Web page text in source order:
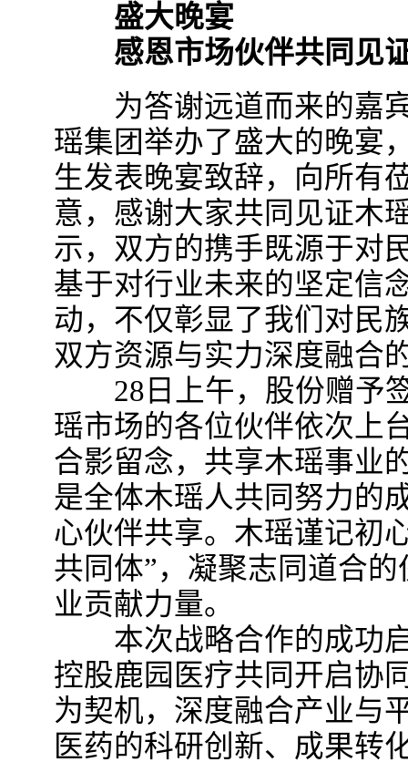
盛大晚宴
感恩市场伙伴共同见证
为答谢远道而来的嘉宾
瑶集团举办了盛大的晚宴
生发表晚宴致辞，向所有
意，感谢大家共同见证木
示，双方的携手既源于对
基于对行业未来的坚定信
动，不仅彰显了我们对民
双方资源与实力深度融合
28日上午，股份赠予签
瑶市场的各位伙伴依次上
合影留念，共享木瑶事业
是全体木瑶人共同努力的
心伙伴共享。木瑶谨记初
共同体”，凝聚志同道合
业贡献力量。
本次战略合作的成功启
控股鹿园医疗共同开启协
为契机，深度融合产业与
医药的科研创新、成果转